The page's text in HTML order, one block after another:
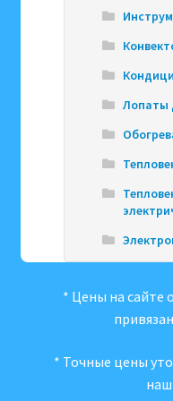
Лопаты
* Цены на сайте
* Точные цены